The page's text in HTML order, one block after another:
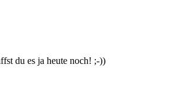
du es ja heute noch! ;-))